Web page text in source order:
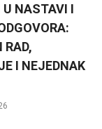
NASTAVI I
RAD,
I NEJEDNAK